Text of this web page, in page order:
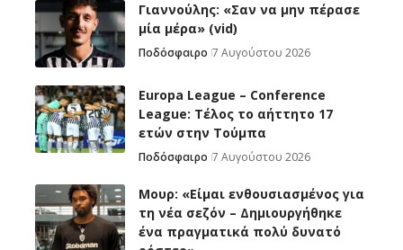
Γιαννούλης: «Σαν να μην πέρασε
μία μέρα» (vid)
Ποδόσφαιρο 7 Αυγούστου 2026
Europa League – Conference
League: Τέλος το αήττητο 17
ετών στην Τούμπα
Ποδόσφαιρο 7 Αυγούστου 2026
Μουρ: «Είμαι ενθουσιασμένος για
τη νέα σεζόν – Δημιουργήθηκε
ένα πραγματικά πολύ δυνατό